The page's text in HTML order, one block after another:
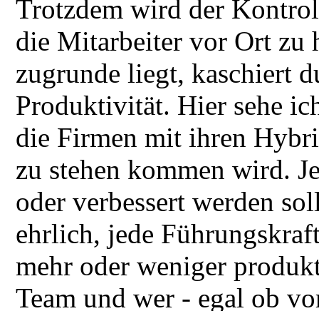
Trotzdem wird der
die Mitarbeiter vor Ort zu
zugrunde liegt, kaschiert
Produktivität. Hier sehe
die Firmen mit ihren
zu stehen kommen wird.
oder verbessert werden
ehrlich, jede
mehr oder weniger
Team und wer - egal ob